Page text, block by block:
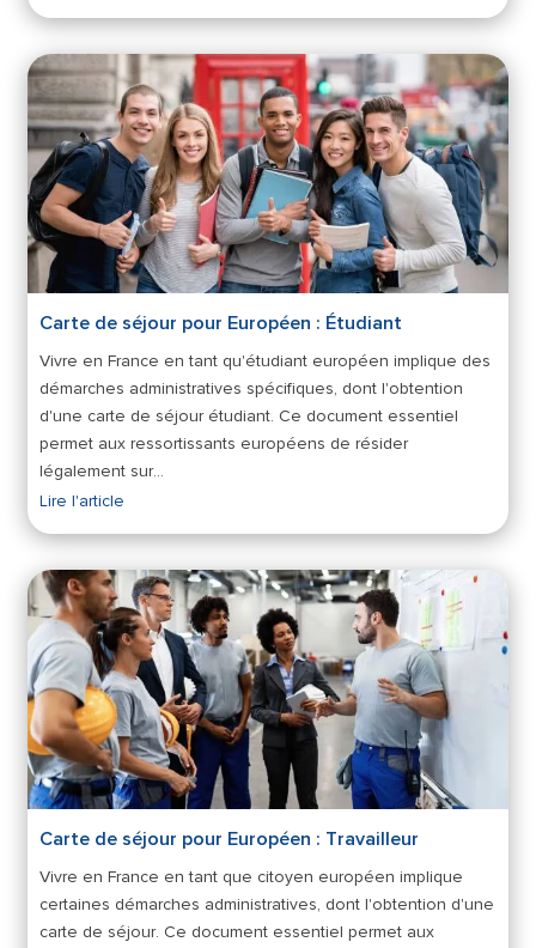
Carte de séjour pour Européen : Étudiant
Vivre en France en tant qu'étudiant européen implique des
démarches administratives spécifiques, dont l'obtention
d'une carte de séjour étudiant. Ce document essentiel
permet aux ressortissants européens de résider
légalement sur…
Lire l'article
Carte de séjour pour Européen : Travailleur
Vivre en France en tant que citoyen européen implique
certaines démarches administratives, dont l'obtention d'une
carte de séjour. Ce document essentiel permet aux